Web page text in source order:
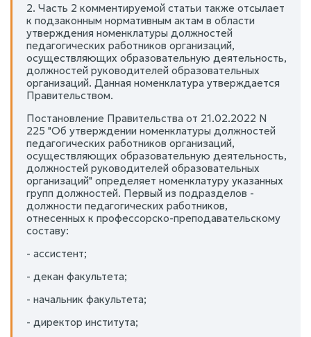
2. Часть 2 комментируемой статьи также отсылает
к подзаконным нормативным актам в области
утверждения номенклатуры должностей
педагогических работников организаций,
осуществляющих образовательную деятельность,
должностей руководителей образовательных
организаций. Данная номенклатура утверждается
Правительством.
Постановление Правительства от 21.02.2022 N
225 "Об утверждении номенклатуры должностей
педагогических работников организаций,
осуществляющих образовательную деятельность,
должностей руководителей образовательных
организаций" определяет номенклатуру указанных
групп должностей. Первый из подразделов -
должности педагогических работников,
отнесенных к профессорско-преподавательскому
составу:
- ассистент;
- декан факультета;
- начальник факультета;
- директор института;